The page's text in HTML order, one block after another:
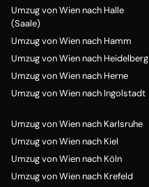
Umzug von Wien nach Halle
(Saale)
Umzug von Wien nach Hamm
Umzug von Wien nach Heidelberg
Umzug von Wien nach Herne
Umzug von Wien nach Ingolstadt
Umzug von Wien nach Karlsruhe
Umzug von Wien nach Kiel
Umzug von Wien nach Köln
Umzug von Wien nach Krefeld